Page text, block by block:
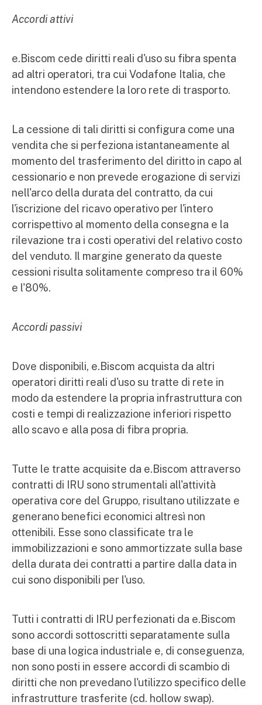
Accordi attivi
e.Biscom cede diritti reali d'uso su fibra spenta
ad altri operatori, tra cui Vodafone Italia, che
intendono estendere la loro rete di trasporto.
La cessione di tali diritti si configura come una
vendita che si perfeziona istantaneamente al
momento del trasferimento del diritto in capo al
cessionario e non prevede erogazione di servizi
nell'arco della durata del contratto, da cui
l'iscrizione del ricavo operativo per l'intero
corrispettivo al momento della consegna e la
rilevazione tra i costi operativi del relativo costo
del venduto. Il margine generato da queste
cessioni risulta solitamente compreso tra il 60%
e l'80%.
Accordi passivi
Dove disponibili, e.Biscom acquista da altri
operatori diritti reali d'uso su tratte di rete in
modo da estendere la propria infrastruttura con
costi e tempi di realizzazione inferiori rispetto
allo scavo e alla posa di fibra propria.
Tutte le tratte acquisite da e.Biscom attraverso
contratti di IRU sono strumentali all'attività
operativa core del Gruppo, risultano utilizzate e
generano benefici economici altresì non
ottenibili. Esse sono classificate tra le
immobilizzazioni e sono ammortizzate sulla base
della durata dei contratti a partire dalla data in
cui sono disponibili per l'uso.
Tutti i contratti di IRU perfezionati da e.Biscom
sono accordi sottoscritti separatamente sulla
base di una logica industriale e, di conseguenza,
non sono posti in essere accordi di scambio di
diritti che non prevedano l'utilizzo specifico delle
infrastrutture trasferite (cd. hollow swap).